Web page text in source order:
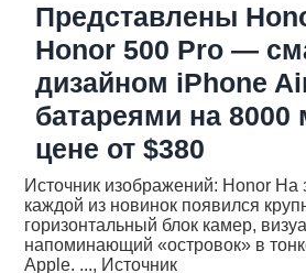
Представлены
Honor 500 Pro —
дизайном iPhone
батареями на 8000
цене от $380
Источник изображений: Honor На
каждой из новинок появился
горизонтальный блок камер,
напоминающий «островок» в
Apple. ..., Источник